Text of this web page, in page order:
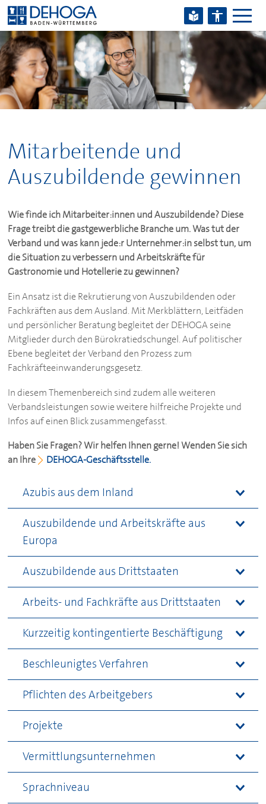
Zum Hauptinhalt springen
Zum Footerinhalt springen
Mitarbeitende und
Auszubildende gewinnen
Wie finde ich Mitarbeiter:innen und Auszubildende? Diese
Frage treibt die gastgewerbliche Branche um. Was tut der
Verband und was kann jede:r Unternehmer:in selbst tun, um
die Situation zu verbessern und Arbeitskräfte für
Gastronomie und Hotellerie zu gewinnen?
Ein Ansatz ist die Rekrutierung von Auszubildenden oder
Fachkräften aus dem Ausland. Mit Merkblättern, Leitfäden
und persönlicher Beratung begleitet derDEHOGAseine
Mitglieder durch den Bürokratiedschungel. Auf politischer
Ebene begleitet der Verband den Prozess zum
Fachkräfteeinwanderungsgesetz.
In diesem Themenbereich sind zudem alle weiteren
Verbandsleistungen sowie weitere hilfreiche Projekte und
Infos auf einen Blick zusammengefasst.
Haben Sie Fragen? Wir helfen Ihnen gerne! Wenden Sie sich
an Ihre
DEHOGA-Geschäftsstelle.
Azubis aus dem Inland
Auszubildende und Arbeitskräfte aus
Europa
Auszubildende aus Drittstaaten
Arbeits- und Fachkräfte aus Drittstaaten
Kurzzeitig kontingentierte Beschäftigung
Beschleunigtes Verfahren
Pflichten des Arbeitgebers
Projekte
Vermittlungsunternehmen
Sprachniveau